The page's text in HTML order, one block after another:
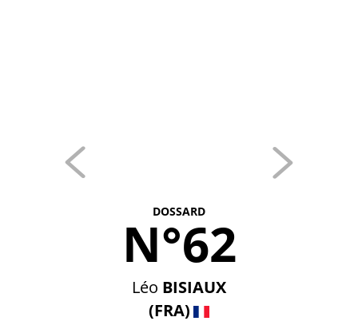
DOSSARD
N°62
Léo BISIAUX
(FRA)